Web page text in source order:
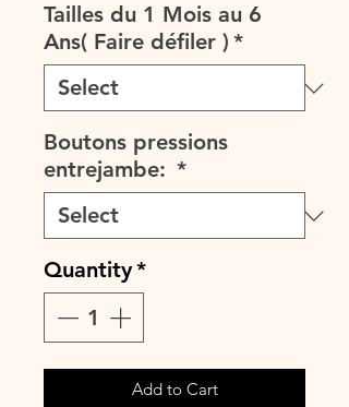
Tailles du 1 Mois au 6
Ans( Faire défiler ) *
Boutons pressions
entrejambe: *
Quantity*
Add to Cart